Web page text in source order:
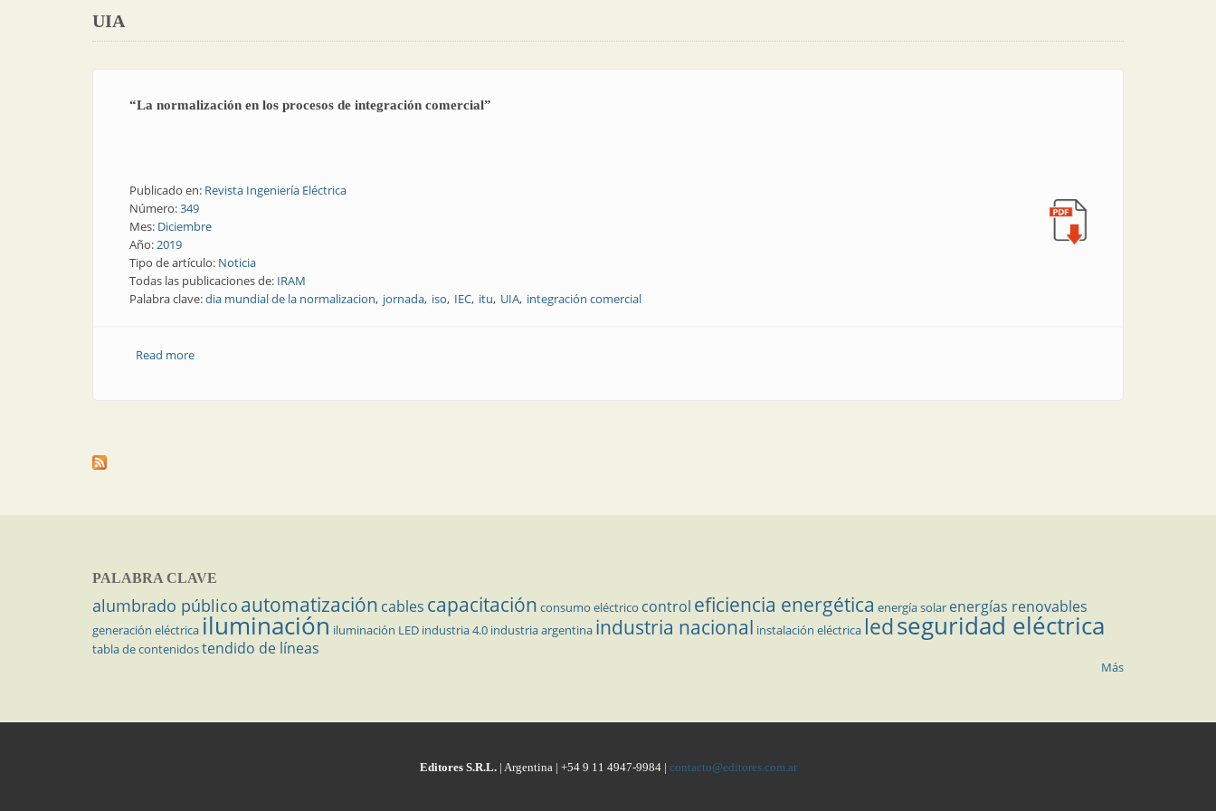
UIA
“La normalización en los procesos de integración comercial”
Publicado en: Revista Ingeniería Eléctrica
Número:349
Mes: Diciembre
Año:2019
Tipo de artículo: Noticia
Todas las publicaciones de: IRAM
Palabra clave:dia mundial de la normalizacion jornada iso IEC itu UIA integración comercial
Read moreabout “La normalización en los procesos de integración comercial”
PALABRA CLAVE
alumbrado público automatización cables capacitación consumo eléctrico control eficiencia energética energía solar energías renovables
generación eléctrica iluminación iluminación LED industria 4.0 industria argentina industria nacional instalación eléctrica ledseguridad eléctrica
tabla de contenidostendido de líneas
Más
Editores S.R.L.| Argentina | +54 9 11 4947-9984 | contacto@editores.com.ar